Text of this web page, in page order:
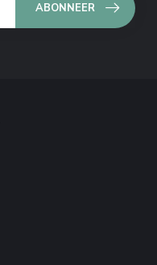
ABONNEER